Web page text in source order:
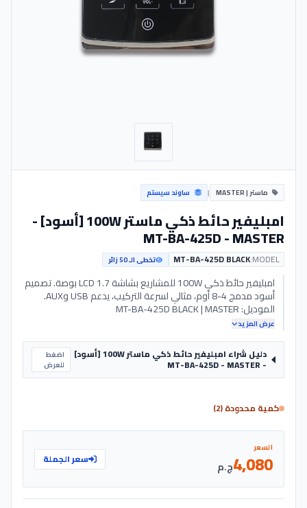
ماستر | MASTER | ساوند سيستم
امبليفير حائط ذكي ماستر 100W [أسود] -
MT-BA-425D - MASTER
MODEL:
MT-BA-425D BLACK تخطى الـ 50 زائر
امبليفير حائط ذكي 100W للمشاريع بشاشة LCD 1.7 بوصة. تصميم
أسود مدمج 4-8 أوم، مثالي لسرعة التركيب، يدعم USB وAUX.
الموديل: MT-BA-425D BLACK | MASTER
عرض المزيد
دليل شراء امبليفير حائط ذكي ماستر 100W [أسود]
- MT-BA-425D - MASTER
اضغط
للعرض
كمية محدودة (2)
السعر
4,080ج.م سعر الجملة